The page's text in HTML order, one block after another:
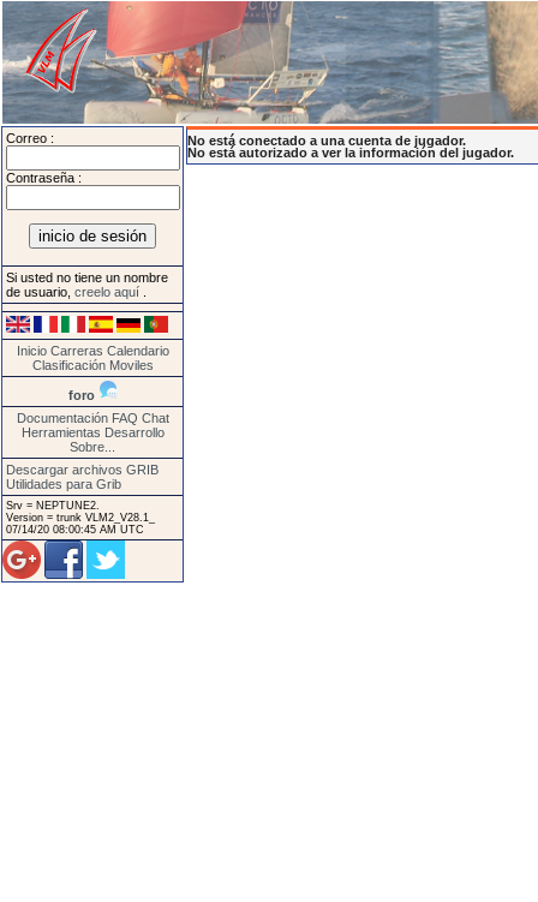
Correo :
Contraseña :
Si usted no tiene un nombre
de usuario, creelo aquí
Inicio Carreras Calendario
Clasificación Moviles
foro
Documentación FAQ Chat
Herramientas Desarrollo
Sobre...
Descargar archivos GRIB
Utilidades para Grib
Srv = NEPTUNE2.
Version = trunk VLM2_V28.1_
07/14/20 08:00:45 AM UTC
No está conectado a una cuenta de jugador.
No está autorizado a ver la información del jugador.